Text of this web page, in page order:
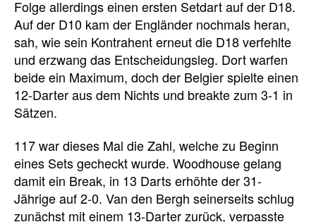
Folge allerdings einen ersten Setdart auf der D18.
Auf der D10 kam der Engländer nochmals heran,
sah, wie sein Kontrahent erneut die D18 verfehlte
und erzwang das Entscheidungsleg. Dort warfen
beide ein Maximum, doch der Belgier spielte einen
12-Darter aus dem Nichts und breakte zum 3-1 in
Sätzen.
117 war dieses Mal die Zahl, welche zu Beginn
eines Sets gecheckt wurde. Woodhouse gelang
damit ein Break, in 13 Darts erhöhte der 31-
Jährige auf 2-0. Van den Bergh seinerseits schlug
zunächst mit einem 13-Darter zurück, verpasste